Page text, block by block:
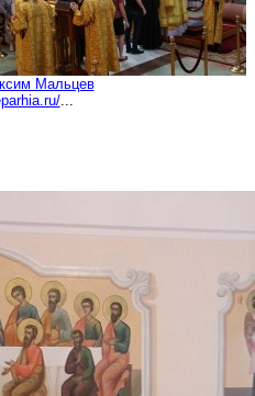
Мальцев
...